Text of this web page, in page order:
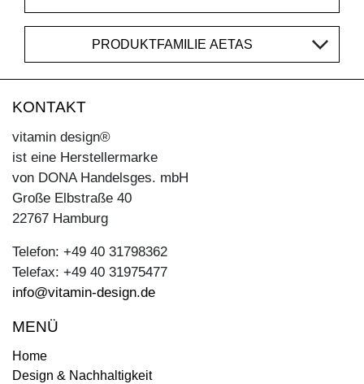
PRODUKTFAMILIE AETAS
KONTAKT
vitamin design®
ist eine Herstellermarke
von DONA Handelsges. mbH
Große Elbstraße 40
22767 Hamburg
Telefon: +49 40 31798362
Telefax: +49 40 31975477
info@vitamin-design.de
MENÜ
Home
Design & Nachhaltigkeit